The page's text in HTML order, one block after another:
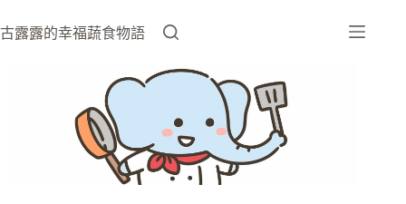
至
古露露的幸福蔬食物語